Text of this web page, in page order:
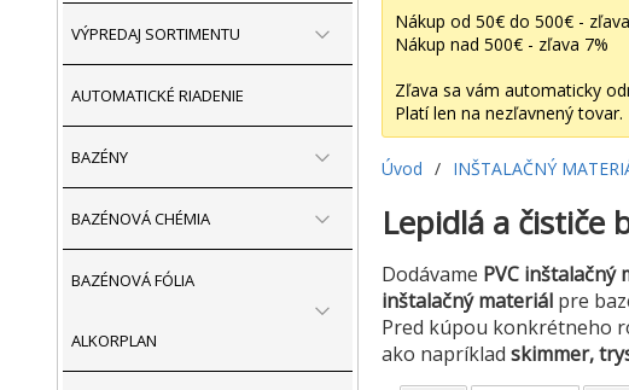
VÝPREDAJ SORTIMENTU
AUTOMATICKÉ RIADENIE
BAZÉNY
BAZÉNOVÁ CHÉMIA
BAZÉNOVÁ FÓLIA
ALKORPLAN
Nákup od 50€ do 500€ -
Nákup nad 500€ - zľava 7%
Zľava sa vám automaticky
Platí len na nezľavnený tovar.
Úvod / INŠTALAČNÝ
Lepidlá a čističe
Dodávame PVC inštalačný
inštalačný materiálpre
Pred kúpou konkrétneho
ako napríklad skimmer,